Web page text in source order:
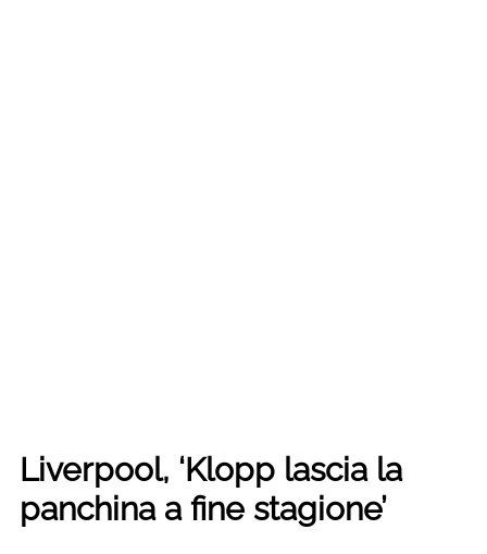
Liverpool, ‘Klopp lascia la
panchina a fine stagione’